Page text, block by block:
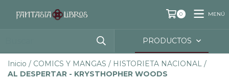
0 MENÚ
PRODUCTOS
Inicio / COMICS Y MANGAS / HISTORIETA NACIONAL /
AL DESPERTAR - KRYSTHOPHER WOODS